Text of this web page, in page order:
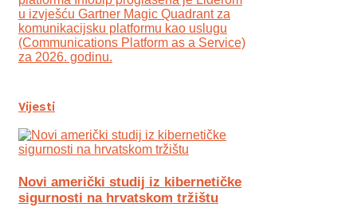
u izvješću Gartner Magic Quadrant za
komunikacijsku platformu kao uslugu
(Communications Platform as a Service)
za 2026. godinu.
Vijesti
Novi američki studij iz kibernetičke
sigurnosti na hrvatskom tržištu